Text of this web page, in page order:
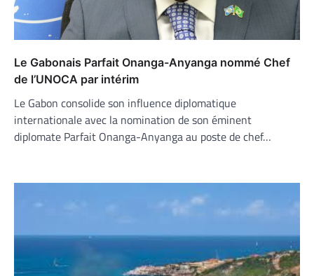
Le Gabonais Parfait Onanga-Anyanga nommé Chef
de l’UNOCA par intérim
Le Gabon consolide son influence diplomatique
internationale avec la nomination de son éminent
diplomate Parfait Onanga-Anyanga au poste de chef…